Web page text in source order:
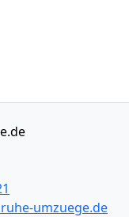
umzuege.de